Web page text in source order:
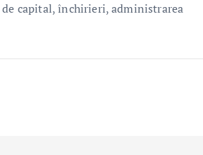
capital, închirieri, administrarea